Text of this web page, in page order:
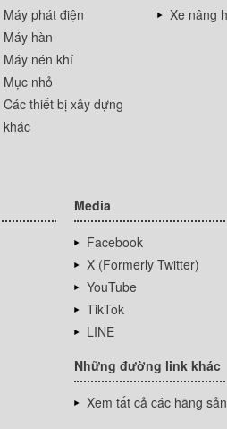
Máy phát điện
Máy hàn
Máy nén khí
Mục nhỏ
Các thiết bị xây dựng
khác
Xe nâng
Media
Facebook
X (Formerly Twitter)
YouTube
TikTok
LINE
Những đường link khác
Xem tất cả các hãng